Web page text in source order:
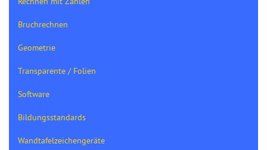
Bruchrechnen
Geometrie
Transparente / Folien
Software
Bildungsstandards
Wandtafelzeichengeräte